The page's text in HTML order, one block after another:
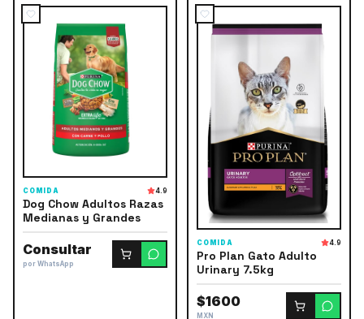
COMIDA 4.9
Dog Chow Adultos Razas
Medianas y Grandes
Consultar
por WhatsApp
COMIDA 4.9
Pro Plan Gato Adulto
Urinary 7.5kg
$1600
MXN